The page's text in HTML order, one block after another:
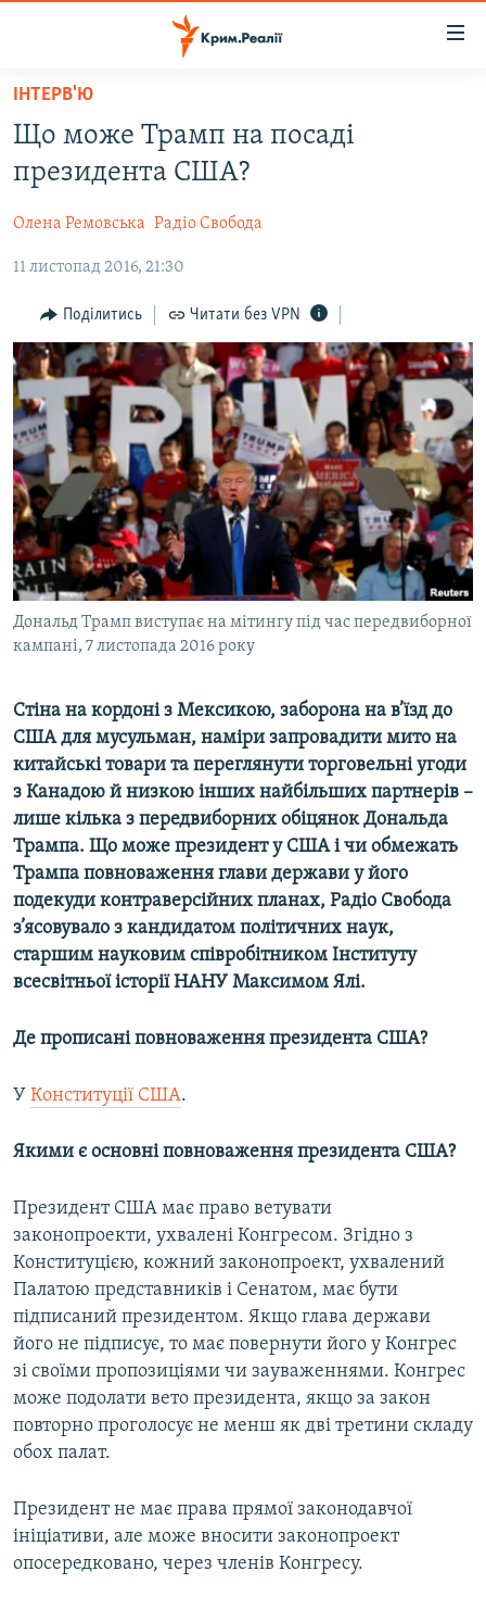
Перейти
основного
матеріалу
Перейти
до
навігації
Перейти
пошуку
ВОДА.КРИМ
ВІДЕО ТА ФОТО
ПОЛІТИКА
БЛОГИ
ПОГЛЯД
ІНТЕРВ'Ю
ВСЕ ЗА ДЕНЬ
СПЕЦПРОЕКТИ
ДЕПОРТАЦІЯ
ВІДЕОУРОКИ «ELIFBE»
СВІДЧЕННЯ ОКУПАЦІЇ
УКРАЇНСЬКА ПРОБЛЕМА КРИМУ
ІНФОГРАФІКА
ЯК ОБІЙТИ БЛОКУВАННЯ
Русский
Qırımtatar
ДОЛУЧАЙСЯ!
Усі сайти RFE/RL
ІНТЕРВ'Ю
Що може Трамп на посаді
президента США?
Олена Ремовська Радіо Свобода
11 листопад 2016, 21:30
Поділитись Читати без VPN
Дональд Трамп виступає на мітингу під час передвиборної
кампані, 7 листопада 2016 року
Стіна на кордоні з Мексикою, заборона на в’їзд до
США для мусульман, наміри запровадити мито на
китайські товари та переглянути торговельні угоди
з Канадою й низкою інших найбільших партнерів –
лише кілька з передвиборних обіцянок Дональда
Трампа. Що може президент у США і чи обмежать
Трампа повноваження глави держави у його
подекуди контраверсійних планах, Радіо Свобода
з’ясовувало з кандидатом політичних наук,
старшим науковим співробітником Інституту
всесвітньої історії НАНУ Максимом Ялі.
Де прописані повноваження президента США?
У Конституції США.
Якими є основні повноваження президента США?
Президент США має право ветувати
законопроекти, ухвалені Конгресом. Згідно з
Конституцією, кожний законопроект, ухвалений
Палатою представників і Сенатом, має бути
підписаний президентом. Якщо глава держави
його не підписує, то має повернути його у Конгрес
зі своїми пропозиціями чи зауваженнями. Конгрес
може подолати вето президента, якщо за закон
повторно проголосує не менш як дві третини складу
обох палат.
Президент не має права прямої законодавчої
ініціативи, але може вносити законопроект
опосередковано, через членів Конгресу.